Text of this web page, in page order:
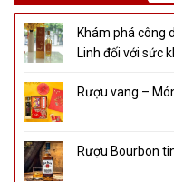
Khám phá công
Linh đối với sức
Rượu vang –
Rượu Bourbon